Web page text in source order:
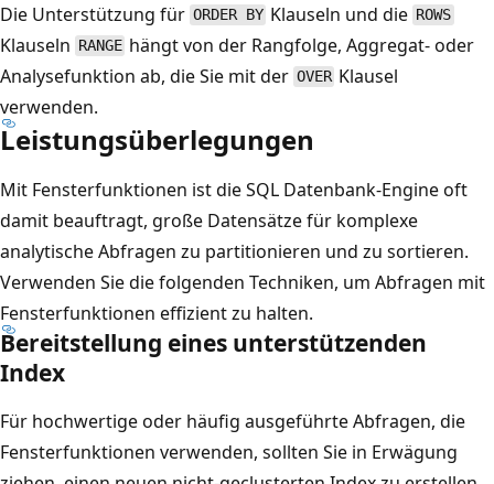
Die Unterstützung für ORDER BY Klauseln und die ROWS
Klauseln RANGE hängt von der Rangfolge, Aggregat- oder
Analysefunktion ab, die Sie mit der OVER Klausel
verwenden.
Leistungsüberlegungen
Mit Fensterfunktionen ist die SQL Datenbank-Engine oft
damit beauftragt, große Datensätze für komplexe
analytische Abfragen zu partitionieren und zu sortieren.
Verwenden Sie die folgenden Techniken, um Abfragen mit
Fensterfunktionen effizient zu halten.
Bereitstellung eines unterstützenden
Index
Für hochwertige oder häufig ausgeführte Abfragen, die
Fensterfunktionen verwenden, sollten Sie in Erwägung